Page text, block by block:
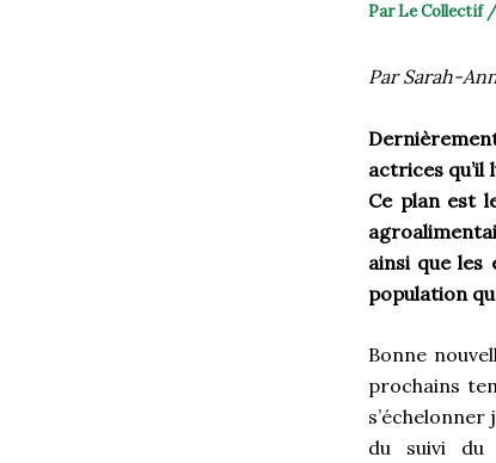
ParLe Collectif /
Par Sarah-
actrices qu’il
Ce plan est
ainsi que
population
Bonne
prochains
du suivi du